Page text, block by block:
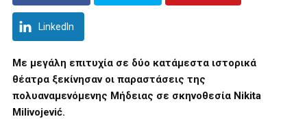
LinkedIn
Με μεγάλη επιτυχία σε δύο κατάμεστα ιστορικά
θέατρα ξεκίνησαν οι παραστάσεις της
πολυαναμενόμενης Μήδειας σε σκηνοθεσία Nikita
Milivojević.